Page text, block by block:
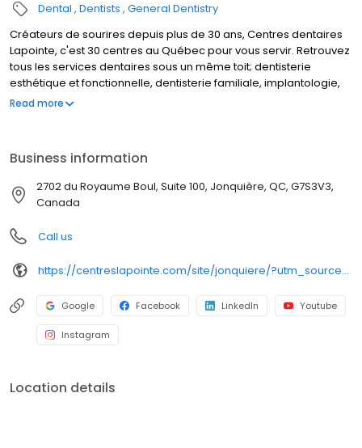
Dental Dentists General Dentistry
Créateurs de sourires depuis plus de 30 ans, Centres dentaires
Lapointe, c'est 30 centres au Québec pour vous servir. Retrouvez
tous les services dentaires sous un même toit; dentisterie
esthétique et fonctionnelle, dentisterie familiale, implantologie,
denturologie, orthodontie et coquilles invisibles. C'est aussi une
Read more
Business information
2702 du Royaume Boul, Suite 100, Jonquière, QC, G7S3V3,
Canada
Call us
https://centreslapointe.com/site/jonquiere/?utm_source=GMB_Listing&utm_medium=organic&utm_campaign=GMB
Google Facebook LinkedIn Youtube
Instagram
Location details